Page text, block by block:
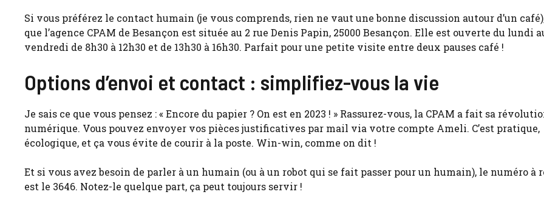
Si vous préférez le contact humain (je vous comprends, rien ne vaut une bonne discussion autour d’un
que l’agence CPAM de Besançon est située au 2 rue Denis Papin, 25000 Besançon. Elle est ouverte du lundi
vendredi de 8h30 à 12h30 et de 13h30 à 16h30. Parfait pour une petite visite entre deux pauses café !
Options d’envoi et contact : simplifiez-vous la vie
Je sais ce que vous pensez : « Encore du papier ? On est en 2023 ! » Rassurez-vous, la CPAM a fait sa
numérique. Vous pouvez envoyer vos pièces justificatives par mail via votre compte Ameli. C’est pratique,
écologique, et ça vous évite de courir à la poste. Win-win, comme on dit !
Et si vous avez besoin de parler à un humain (ou à un robot qui se fait passer pour un humain), le numéro à
est le 3646. Notez-le quelque part, ça peut toujours servir !